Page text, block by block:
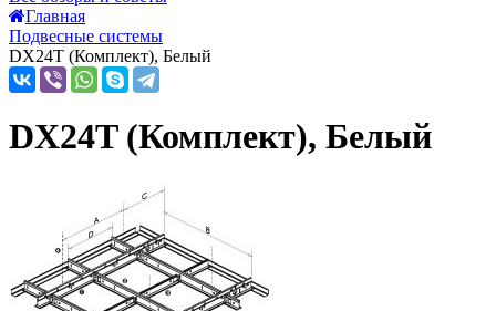
Главная
Подвесные системы
DX24T (Комплект), Белый
DX24T (Комплект), Белый